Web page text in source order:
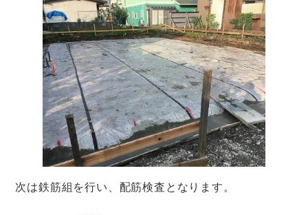
次は鉄筋組を行い、配筋検査となります。